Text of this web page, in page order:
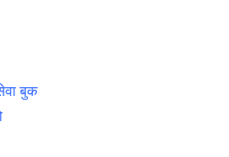
बुक